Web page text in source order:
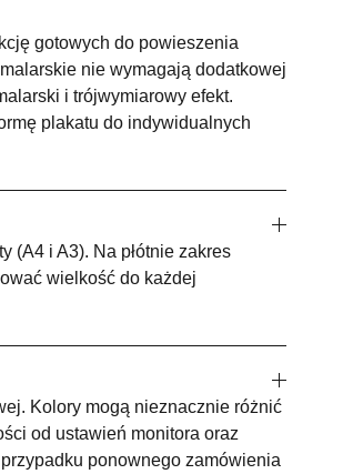
gotowych do powieszenia
nie wymagają dodatkowej
i trójwymiarowy efekt.
plakatu do indywidualnych
(A4 i A3). Na płótnie zakres
wielkość do każdej
Kolory mogą nieznacznie różnić
od ustawień monitora oraz
ponownego zamówienia